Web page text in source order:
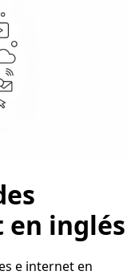
en inglés
e internet en